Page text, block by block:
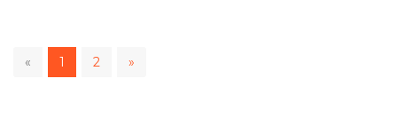
« 1 2 »